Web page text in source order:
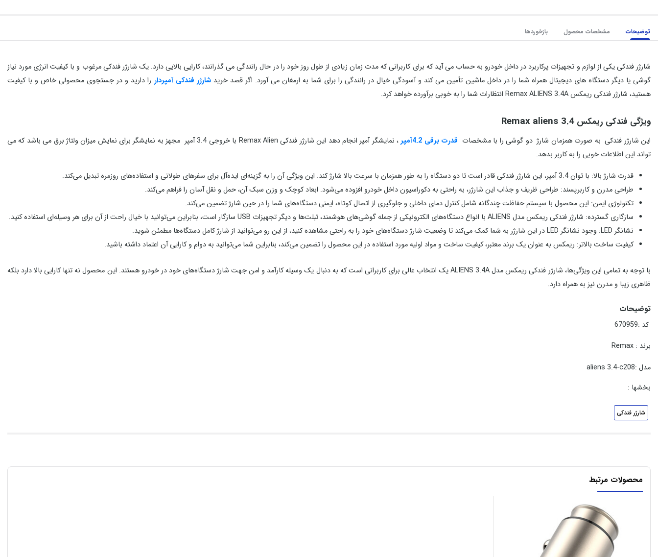
توضیحات مشخصات محصول بازخوردها
شارژر فندکی یکی از لوازم و تجهیزات پرکاربرد در داخل خودرو به حساب می آید که برای کاربرانی که مدت زمان زیادی از طول روز خود را در حال رانندگی می گذرانند، کارایی بالایی دارد. یک شارژر فندکی مرغوب و با کیفیت انرژی مورد نیاز
گوشی یا دیگر دستگاه های دیجیتال همراه شما را در داخل ماشین تأمین می کند و آسودگی خیال در رانندگی را برای شما به ارمغان می آورد. اگر قصدخریدشارژر فندکی آمپردار را دارید و در جستجوی محصولی خاص و با کیفیت
هستید، شارژر فندکی ریمکس Remax ALIENS 3.4A انتظارات شما را به خوبی برآورده خواهد کرد.
ویژگی فندکی ریمکس Remax aliens 3.4
این شارژر فندکی به صورت همزمان شارژ دو گوشی را با مشخصات قدرت برقی 4.2آمپر
، نمایشگر آمپر انجام دهد این شارژر فندکی Remax Alien با خروجی 3.4 آمپر مجهز به نمایشگر برای نمایش میزان ولتاژ برق می باشد که می
تواند این اطلاعات خوبی را به کاربر بدهد.
قدرت شارژ بالا: با توان 3.4 آمپر، این شارژر فندکی قادر است تا دو دستگاه را به طور همزمان با سرعت بالا شارژ کند. این ویژگی آن را به گزینه‌ای ایده‌آل برای سفرهای طولانی و استفاده‌های روزمره تبدیل می‌کند.
طراحی مدرن و کاربرپسند: طراحی ظریف و جذاب این شارژر، به راحتی به دکوراسیون داخل خودرو افزوده می‌شود. ابعاد کوچک و وزن سبک آن، حمل و نقل آسان را فراهم می‌کند.
تکنولوژی ایمن: این محصول با سیستم حفاظت چندگانه شامل کنترل دمای داخلی و جلوگیری از اتصال کوتاه، ایمنی دستگاه‌های شما را در حین شارژ تضمین می‌کند.
سازگاری گسترده: شارژر فندکی ریمکس مدل ALIENS با انواع دستگاه‌های الکترونیکی از جمله گوشی‌های هوشمند، تبلت‌ها و دیگر تجهیزات USB سازگار است، بنابراین می‌توانید با خیال راحت از آن برای هر وسیله‌ای استفاده کنید.
نشانگر LED: وجود نشانگر LED در این شارژر به شما کمک می‌کند تا وضعیت شارژ دستگاه‌های خود را به راحتی مشاهده کنید، از این رو می‌توانید از شارژ کامل دستگاه‌ها مطمئن شوید.
کیفیت ساخت بالاتر: ریمکس به عنوان یک برند معتبر، کیفیت ساخت و مواد اولیه مورد استفاده در این محصول را تضمین می‌کند، بنابراین شما می‌توانید به دوام و کارایی آن اعتماد داشته باشید.
با توجه به تمامی این ویژگی‌ها، شارژر فندکی ریمکس مدل ALIENS 3.4A یک انتخاب عالی برای کاربرانی است که به دنبال یک وسیله کارآمد و امن جهت شارژ دستگاه‌های خود در خودرو هستند. این محصول نه تنها کارایی بالا دارد بلکه
ظاهری زیبا و مدرن نیز به همراه دارد.
توضیحات
کد :670959
برند : Remax
مدل :aliens 3.4-c208
بخشها :
شارژر فندکی
محصولات مرتبط